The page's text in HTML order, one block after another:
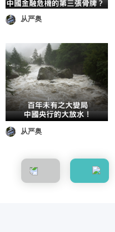
从严奥
从严奥